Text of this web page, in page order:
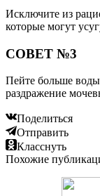
Исключите из
которые могут
СОВЕТ №3
Пейте больше
раздражение
Поделиться
Отправить
Класснуть
Похожие